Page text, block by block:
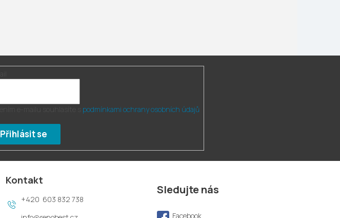
podmínkami ochrany osobních údajů
Přihlásit se
Kontakt
603 832 738
Sledujte nás
Facebook